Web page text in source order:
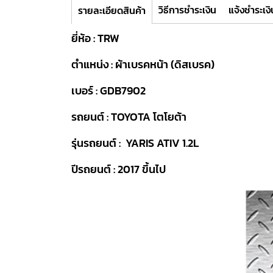
รายละเอียดสินค้า วิธีการชำระเงิน แจ้งชำระเ
ยี่ห้อ : TRW
ตำแหน่ง : ผ้าเบรคหน้า (ดิสเบรค)
เบอร์ : GDB7902
รถยนต์ : TOYOTA โตโยต้า
รุ่นรถยนต์ : YARIS ATIV 1.2L
ปีรถยนต์ : 2017 ขึ้นไป